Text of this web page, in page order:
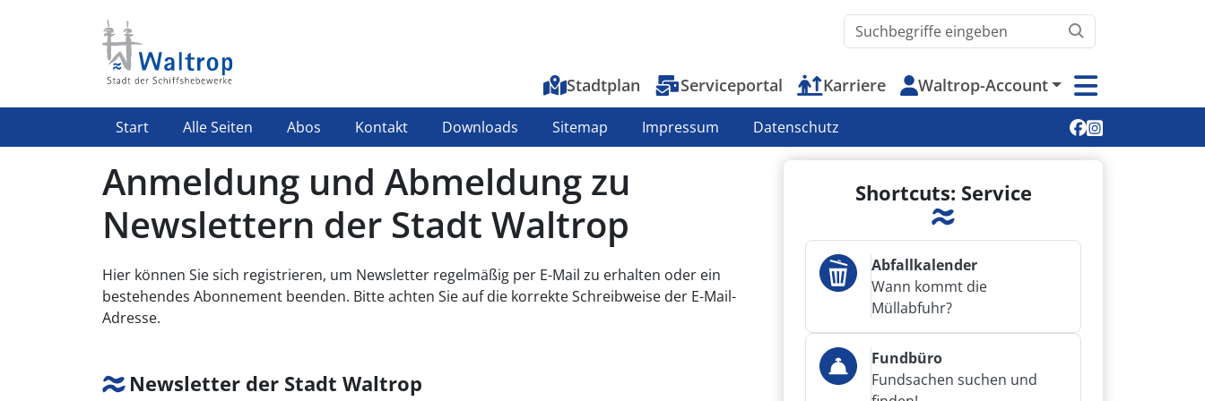
Waltrop.de durchsuchen
Top-Menu
Stadtplan Serviceportal Karriere Waltrop-Account
Highlight Menü
Start Alle Seiten Abos Kontakt Downloads Sitemap Impressum Datenschutz Soziale Medien
Anmeldung und Abmeldung zu
Newslettern der Stadt Waltrop
Hier können Sie sich registrieren, um Newsletter regelmäßig per E-Mail zu erhalten oder ein
bestehendes Abonnement beenden. Bitte achten Sie auf die korrekte Schreibweise der E-Mail-
Adresse.
Newsletter der Stadt Waltrop
Shortcuts: Service
Abfallkalender
Wann kommt die
Müllabfuhr?
Fundbüro
Fundsachen suchen und